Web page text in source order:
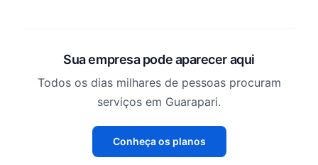
Sua empresa pode aparecer aqui
Todos os dias milhares de pessoas procuram
serviços em Guarapari.
Conheça os planos